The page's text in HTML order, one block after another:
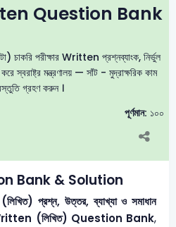
Question Bank
চাকরি পরীক্ষার Written প্রশ্নব্যাংক, নির্ভুল
স্বরাষ্ট্র মন্ত্রণালয় — সাঁট - মুদ্রাক্ষরিক কাম
গ্রহণ করুন ।
পূর্ণমান: ১০০
Bank & Solution
প্রশ্ন, উত্তর, ব্যাখ্যা ও সমাধান
(লিখিত) Question Bank,